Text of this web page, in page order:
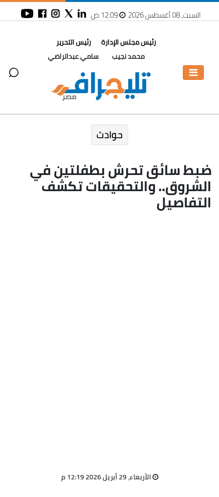
السبت، 08 أغسطس 2026 12:09 ص
رئيس مجلس الإدارة
محمد نجيب
رئيس التحرير
سامي عبدالراضي
حوادث
ضبط سائق تحرش بطفلتين في
الشروق.. والتحقيقات تكشف
التفاصيل
الأربعاء، 29 أبريل 2026 12:19 م